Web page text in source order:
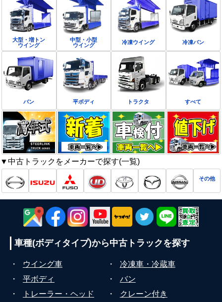
大型・増トン
ウイング
中型・小型
ウイング
冷凍ウイング 冷凍バン
バン 平ボディ トラクタ すべて
▼中古トラックをメーカーで探す(一覧)
その他
車種(ボディタイプ)から中古トラックを探す
・ ウイング車 ・
冷凍車・冷蔵車
・
平ボディ ・
バン
・
トレーラー・ヘッド ・
クレーン付き